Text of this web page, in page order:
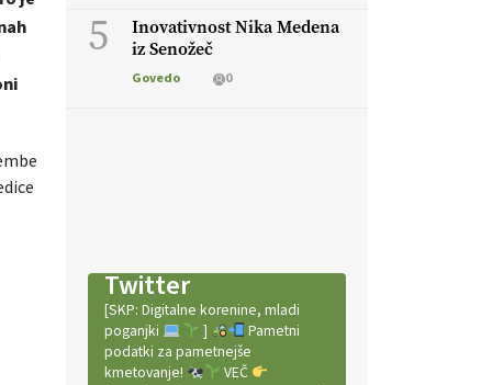
5
Inovativnost Nika Medena
iz Senožeč
Govedo 0
Twitter
[SKP: Digitalne korenine, mladi
poganjki
]
Pametni
podatki za pametnejše
kmetovanje!
VEČ